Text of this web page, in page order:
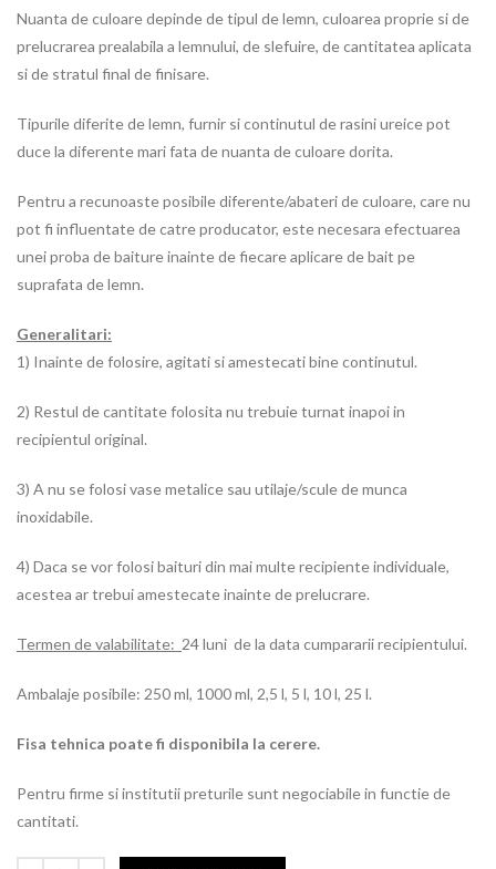
Nuanta de culoare depinde de tipul de lemn, culoarea proprie si de
prelucrarea prealabila a lemnului, de slefuire, de cantitatea aplicata
si de stratul final de finisare.
Tipurile diferite de lemn, furnir si continutul de rasini ureice pot
duce la diferente mari fata de nuanta de culoare dorita.
Pentru a recunoaste posibile diferente/abateri de culoare, care nu
pot fi influentate de catre producator, este necesara efectuarea
unei proba de baiture inainte de fiecare aplicare de bait pe
suprafata de lemn.
Generalitari:
1) Inainte de folosire, agitati si amestecati bine continutul.
2) Restul de cantitate folosita nu trebuie turnat inapoi in
recipientul original.
3) A nu se folosi vase metalice sau utilaje/scule de munca
inoxidabile.
4) Daca se vor folosi baituri din mai multe recipiente individuale,
acestea ar trebui amestecate inainte de prelucrare.
Termen de valabilitate: 24 luni de la data cumpararii recipientului.
Ambalaje posibile: 250 ml, 1000 ml, 2,5 l, 5 l, 10 l, 25 l.
Fisa tehnica poate fi disponibila la cerere.
Pentru firme si institutii preturile sunt negociabile in functie de
cantitati.